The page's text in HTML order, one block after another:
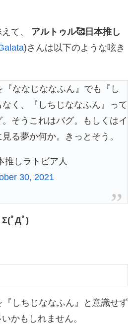
て、
アルトゥル🥰日本推し
)さんは以下のような呟き
『ななじななふん』でも『し
く、『しちじななふん』って
そうこれはバグ。もしくはイ
る夢か何か。きっとそう。
しラトビア人
30, 2021
ﾟДﾟ)
『しちじななふん』と意識せず
かもしれません。